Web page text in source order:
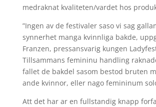
medraknat kvaliteten/vardet hos
”Ingen av de festivaler saso vi sag
synnerhet manga kvinnliga bakde,
Franzen, pressansvarig kungen
Tillsammans femininu handling
fallet de bakdel sasom bestod bruten
ande kvinnor, eller nago femininum
Att det har ar en fullstandig knapp